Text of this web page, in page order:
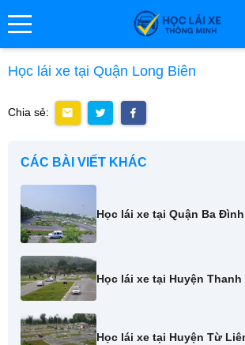
menu
Học lái xe tại Quận Long Biên
Chia sẻ:
CÁC BÀI VIẾT KHÁC
Học lái xe tại Quận Ba Đình
Học lái xe tại Huyện Thanh
Học lái xe tại Huyện Từ